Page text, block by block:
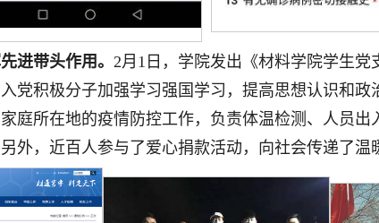
进带头作用。 2月1日，学院发出《材料学院学生
党积极分子加强学习强国学习，提高思想认识和
庭所在地的疫情防控工作，负责体温检测、人员
外，近百人参与了爱心捐款活动，向社会传递了温